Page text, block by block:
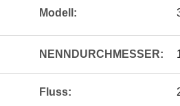
Modell:
NENNDURCHMESSER:
Fluss: